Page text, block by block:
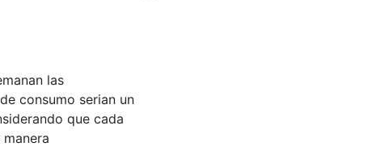
las
consumo serian un
que cada